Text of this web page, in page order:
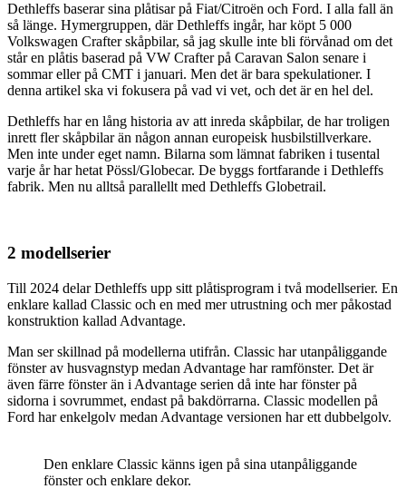
Dethleffs baserar sina plåtisar på Fiat/Citroën och Ford. I alla fall än
så länge. Hymergruppen, där Dethleffs ingår, har köpt 5 000
Volkswagen Crafter skåpbilar, så jag skulle inte bli förvånad om det
står en plåtis baserad på VW Crafter på Caravan Salon senare i
sommar eller på CMT i januari. Men det är bara spekulationer. I
denna artikel ska vi fokusera på vad vi vet, och det är en hel del.
Dethleffs har en lång historia av att inreda skåpbilar, de har troligen
inrett fler skåpbilar än någon annan europeisk husbilstillverkare.
Men inte under eget namn. Bilarna som lämnat fabriken i tusental
varje år har hetat Pössl/Globecar. De byggs fortfarande i Dethleffs
fabrik. Men nu alltså parallellt med Dethleffs Globetrail.
2 modellserier
Till 2024 delar Dethleffs upp sitt plåtisprogram i två modellserier. En
enklare kallad Classic och en med mer utrustning och mer påkostad
konstruktion kallad Advantage.
Man ser skillnad på modellerna utifrån. Classic har utanpåliggande
fönster av husvagnstyp medan Advantage har ramfönster. Det är
även färre fönster än i Advantage serien då inte har fönster på
sidorna i sovrummet, endast på bakdörrarna. Classic modellen på
Ford har enkelgolv medan Advantage versionen har ett dubbelgolv.
Den enklare Classic känns igen på sina utanpåliggande
fönster och enklare dekor.